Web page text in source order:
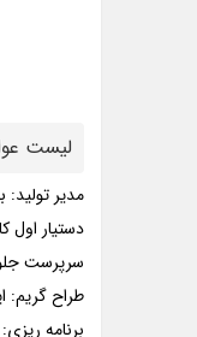
لیست
مدیر تولید:
دستیار اول
سرپرست
طراح گریم:
برنامه